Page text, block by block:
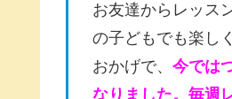
お友達からレッス
の子どもでも楽し
おかげで、 今では
なりました。 毎週